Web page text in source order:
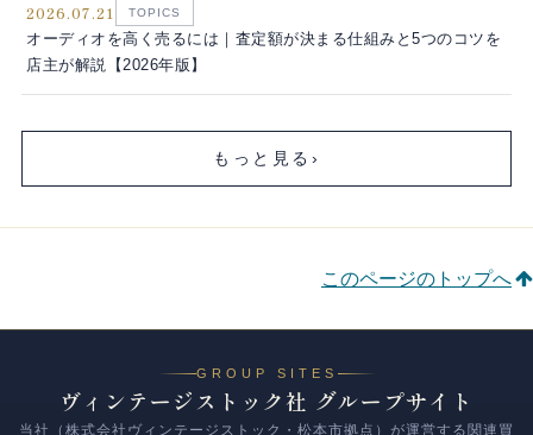
2026.07.21 TOPICS
オーディオを高く売るには｜査定額が決まる仕組みと5つのコツを
店主が解説【2026年版】
もっと見る ›
このページのトップへ
GROUP SITES
ヴィンテージストック社 グループサイト
当社（株式会社ヴィンテージストック・松本市拠点）が運営する関連買